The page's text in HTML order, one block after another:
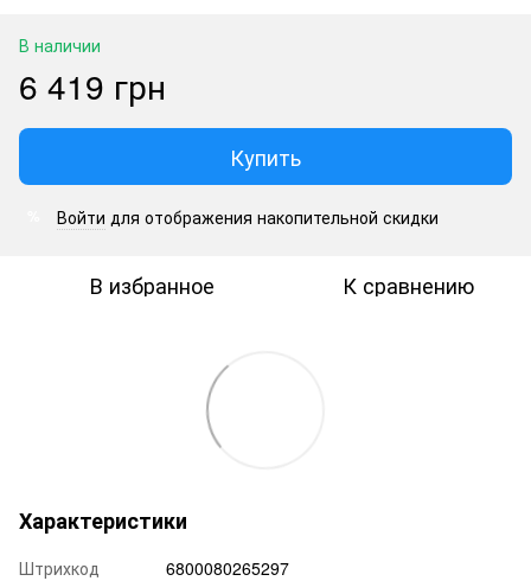
В наличии
6 419 грн
Купить
Войти для отображения накопительной скидки
В избранное К сравнению
Характеристики
Штрихкод
6800080265297